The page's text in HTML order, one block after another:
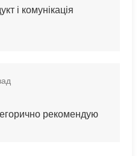
і комунікація
рекомендую